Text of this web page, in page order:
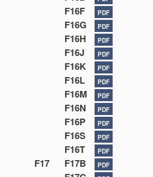
F16F PDF
F16G PDF
F16H PDF
F16J PDF
F16K PDF
F16L PDF
F16M PDF
F16N PDF
F16P PDF
F16S PDF
F16T PDF
F17 F17B PDF